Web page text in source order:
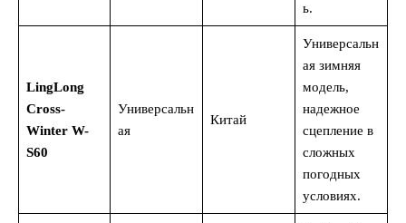
ь.
LingLong
Cross-
Winter W-
S60
Универсальн
ая
Китай
Универсальн
ая зимняя
модель,
надежное
сцепление в
сложных
погодных
условиях.